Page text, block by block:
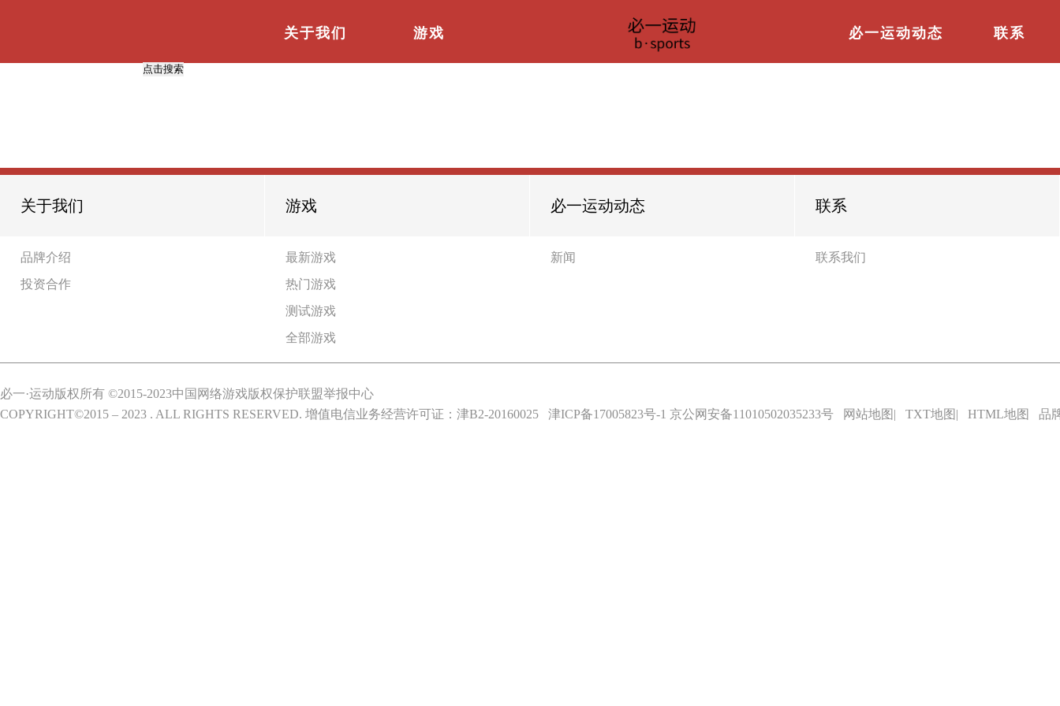
关于我们 游戏 必一运动动态 联系
关于我们
品牌介绍
投资合作
游戏
最新游戏
热门游戏
测试游戏
全部游戏
必一运动动态
新闻
联系
联系我们
必一·运动版权所有 ©2015-2023中国网络游戏版权保护联盟举报中心
COPYRIGHT©2015 – 2023 . ALL RIGHTS RESERVED. 增值电信业务经营许可证：津B2-20160025 津ICP备17005823号-1 京公网安备11010502035233号 网站地图 | TXT地图 | HTML地图 品